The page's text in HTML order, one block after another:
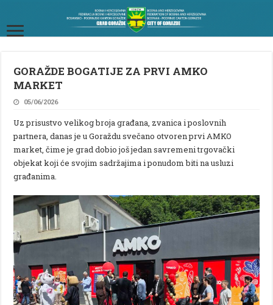
GORAŽDE BOGATIJE ZA PRVI AMKO
MARKET
05/06/2026
Uz prisustvo velikog broja građana, zvanica i poslovnih
partnera, danas je u Goraždu svečano otvoren prvi AMKO
market, čime je grad dobio još jedan savremeni trgovački
objekat koji će svojim sadržajima i ponudom biti na usluzi
građanima.